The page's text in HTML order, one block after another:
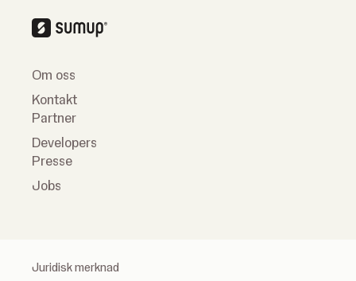
Om oss
Kontakt
Partner
Developers
Presse
Jobs
Juridisk merknad